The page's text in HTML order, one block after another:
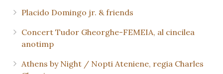
Placido Domingo jr. & friends
Concert Tudor Gheorghe-FEMEIA, al cincilea
anotimp
Athens by Night / Nopti Ateniene, regia Charles